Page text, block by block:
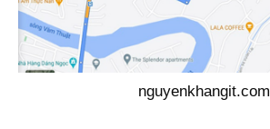
nguyenkhangit.com